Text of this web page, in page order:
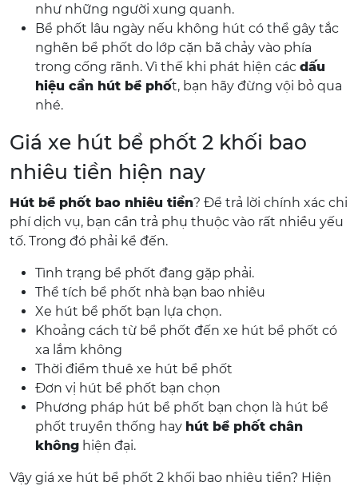
như những người xung quanh.
Bể phốt lâu ngày nếu không hút có thể gây tắc
nghẽn bể phốt do lớp cặn bã chảy vào phía
trong cống rãnh. Vì thế khi phát hiện các dấu
hiệu cần hút bể phốt, bạn hãy đừng vội bỏ qua
nhé.
Giá xe hút bể phốt 2 khối bao
nhiêu tiền hiện nay
Hút bể phốt bao nhiêu tiền? Để trả lời chính xác chi
phí dịch vụ, bạn cần trả phụ thuộc vào rất nhiều yếu
tố. Trong đó phải kể đến.
Tình trạng bể phốt đang gặp phải.
Thể tích bể phốt nhà bạn bao nhiêu
Xe hút bể phốt bạn lựa chọn.
Khoảng cách từ bể phốt đến xe hút bể phốt có
xa lắm không
Thời điểm thuê xe hút bể phốt
Đơn vị hút bể phốt bạn chọn
Phương pháp hút bể phốt bạn chọn là hút bể
phốt truyền thống hay hút bể phốt chân
không hiện đại.
Vậy giá xe hút bể phốt 2 khối bao nhiêu tiền? Hiện